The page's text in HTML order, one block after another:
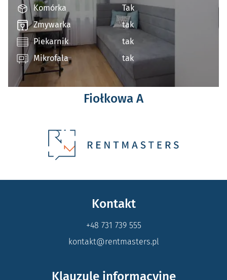
Fiołkowa A
Komórka
Tak
Zmywarka
tak
Piekarnik
tak
Mikrofala
tak
Kontakt
+48 731 739 555
kontakt@rentmasters.pl
Klauzule informacyjne